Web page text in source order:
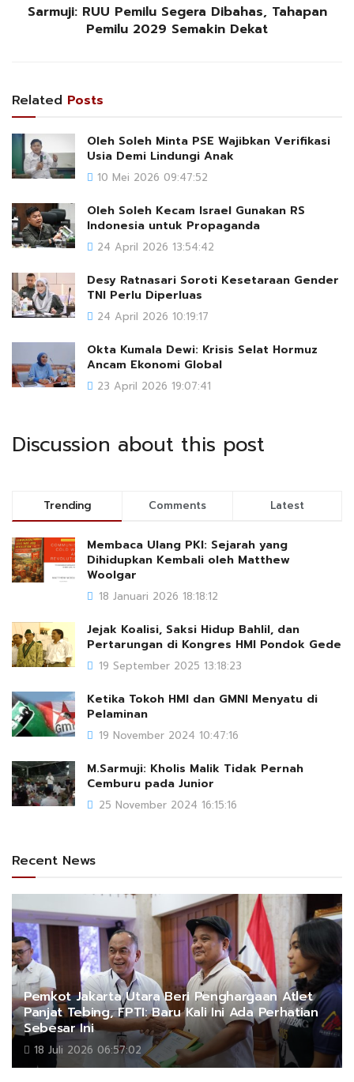
Sarmuji: RUU Pemilu Segera Dibahas, Tahapan
Pemilu 2029 Semakin Dekat
Related Posts
Oleh Soleh Minta PSE Wajibkan Verifikasi
Usia Demi Lindungi Anak
10 Mei 2026 09:47:52
Oleh Soleh Kecam Israel Gunakan RS
Indonesia untuk Propaganda
24 April 2026 13:54:42
Desy Ratnasari Soroti Kesetaraan Gender
TNI Perlu Diperluas
24 April 2026 10:19:17
Okta Kumala Dewi: Krisis Selat Hormuz
Ancam Ekonomi Global
23 April 2026 19:07:41
Discussion about this post
Trending Comments Latest
Membaca Ulang PKI: Sejarah yang
Dihidupkan Kembali oleh Matthew
Woolgar
18 Januari 2026 18:18:12
Jejak Koalisi, Saksi Hidup Bahlil, dan
Pertarungan di Kongres HMI Pondok Gede
19 September 2025 13:18:23
Ketika Tokoh HMI dan GMNI Menyatu di
Pelaminan
19 November 2024 10:47:16
M.Sarmuji: Kholis Malik Tidak Pernah
Cemburu pada Junior
25 November 2024 16:15:16
Recent News
Pemkot Jakarta Utara Beri Penghargaan Atlet
Panjat Tebing, FPTI: Baru Kali Ini Ada Perhatian
Sebesar Ini
18 Juli 2026 06:57:02